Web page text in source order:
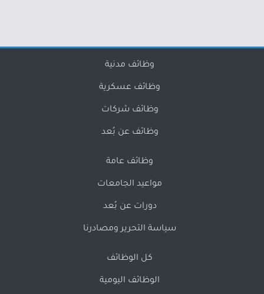
وظائف مدنية
وظائف عسكرية
وظائف شركات
وظائف عن بُعد
وظائف عامة
مواعيد الجامعات
دورات عن بُعد
سياسة التحرير ومصادرنا
كل الوظائف
الوظائف اليومية